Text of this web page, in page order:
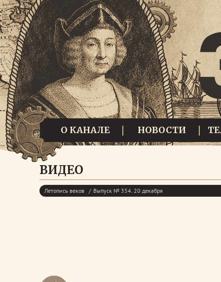
О КАНАЛЕ НОВОСТИ
ВИДЕО
Летопись веков Выпуск № 354. 20 декабря